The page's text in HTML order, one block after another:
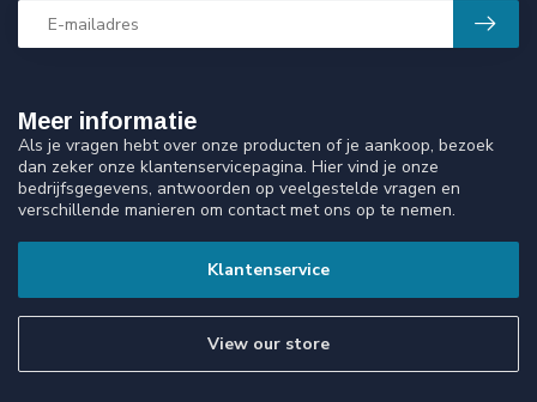
Meer informatie
Als je vragen hebt over onze producten of je aankoop, bezoek
dan zeker onze klantenservicepagina. Hier vind je onze
bedrijfsgegevens, antwoorden op veelgestelde vragen en
verschillende manieren om contact met ons op te nemen.
Klantenservice
View our store